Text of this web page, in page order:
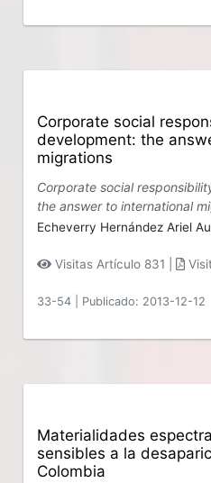
Corporate social
development: the
migrations
Corporate social
the answer to international
Echeverry Hernández Ariel
Visitas Artículo 831 |
33-54 Publicado: 2013-12-12
Materialidades
sensibles a la
Colombia